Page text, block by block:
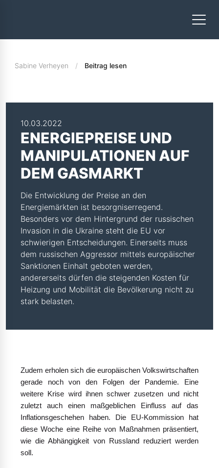
Sabine Verheyen Beitrag lesen
10.03.2022
ENERGIEPREISE UND
MANIPULATIONEN AUF
DEM GASMARKT
Die Entwicklung der Preise an den
Energiemärkten ist besorgniserregend.
Besonders vor dem Hintergrund der russischen
Invasion in die Ukraine steht die EU vor
schwierigen Entscheidungen. Einerseits muss
dem russischen Aggressor mittels europäischer
Sanktionen Einhalt geboten werden,
andererseits dürfen die steigenden Kosten für
Heizung und Mobilität die Bevölkerung nicht zu
stark belasten.
Zudem erholen sich die europäischen Volkswirtschaften
gerade noch von den Folgen der Pandemie. Eine
weitere Krise wird ihnen schwer zusetzen und nicht
zuletzt auch einen maßgeblichen Einfluss auf das
Inflationsgeschehen haben. Die EU-Kommission hat
diese Woche eine Reihe von Maßnahmen präsentiert,
wie die Abhängigkeit von Russland reduziert werden
soll.